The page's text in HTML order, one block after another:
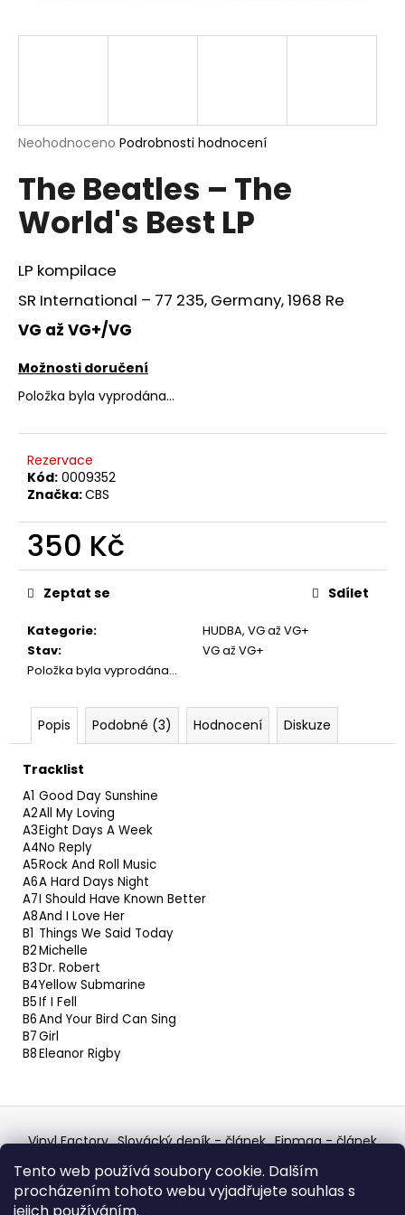
Tento web používá soubory cookie. Dalším
procházením tohoto webu vyjadřujete souhlas s
Průměrné
produktu
0,0
z
hvězdiček.
Neohodnoceno Podrobnosti hodnocení
The Beatles – The
World's Best LP
LP kompilace
SR International – 77 235, Germany, 1968 Re
VG až VG+/VG
Možnosti doručení
Položka byla vyprodána…
Rezervace
Kód: 0009352
Značka:CBS
350 Kč
Měrná
cena:
Kategorie: HUDBA, VG až VG+
Stav:
VG až VG+
Položka byla vyprodána…
Zeptat se Sdílet
Popis Podobné (3) Hodnocení Diskuze
Tracklist
A1 Good Day Sunshine
A2All My Loving
A3Eight Days A Week
A4No Reply
A5Rock And Roll Music
A6A Hard Days Night
A7I Should Have Known Better
A8And I Love Her
B1 Things We Said Today
B2Michelle
B3Dr. Robert
B4Yellow Submarine
B5If I Fell
B6And Your Bird Can Sing
B7Girl
B8Eleanor Rigby
j
?
HLEDAT
o
p
r
u
č
u
e
m
e
TÖRR
–
ARMAGEDDON
350
Kč
Původně:
450
Z
á Vinyl Factory Slovácký deník - článek Finmag - článek
Discogs Profile Facebook výběr z hroznů
Top prodejce mincí Aukro